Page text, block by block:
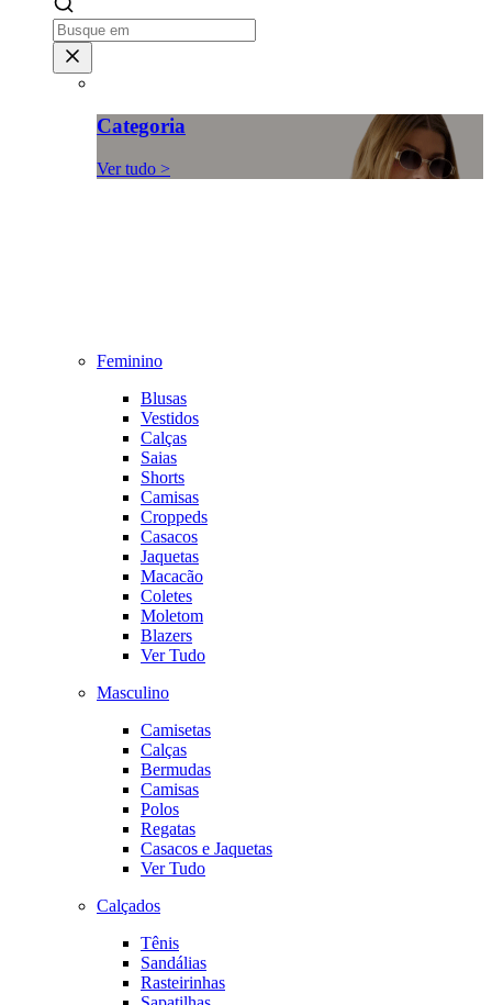
Categoria
Ver tudo >
Feminino
Blusas
Vestidos
Calças
Saias
Shorts
Camisas
Croppeds
Casacos
Jaquetas
Macacão
Coletes
Moletom
Blazers
Ver Tudo
Masculino
Camisetas
Calças
Bermudas
Camisas
Polos
Regatas
Casacos e Jaquetas
Ver Tudo
Calçados
Tênis
Sandálias
Rasteirinhas